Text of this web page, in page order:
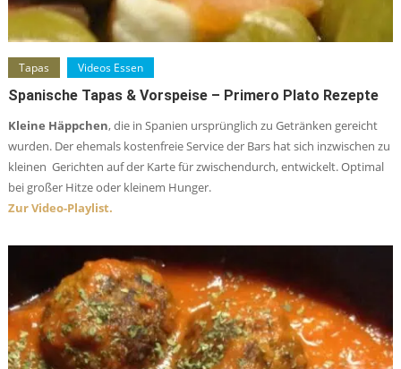
Tapas Videos Essen
Spanische Tapas & Vorspeise – Primero Plato Rezepte
Kleine Häppchen, die in Spanien ursprünglich zu Getränken gereicht
wurden. Der ehemals kostenfreie Service der Bars hat sich inzwischen zu
kleinen Gerichten auf der Karte für zwischendurch, entwickelt. Optimal
bei großer Hitze oder kleinem Hunger.
Zur Video-Playlist.